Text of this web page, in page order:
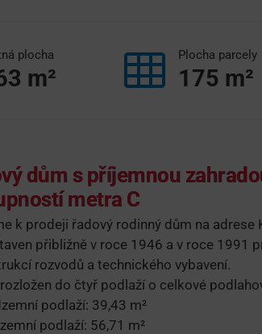
plocha
m²
Plocha parcely
175 m²
dům s příjemnou
metra C
k prodeji řadový rodinný dům na adrese
přibližně v roce 1946 a v roce 1991
rozvodů a technického vybavení.
do čtyř podlaží o celkové
podlaží: 39,43 m²
podlaží: 56,71 m²